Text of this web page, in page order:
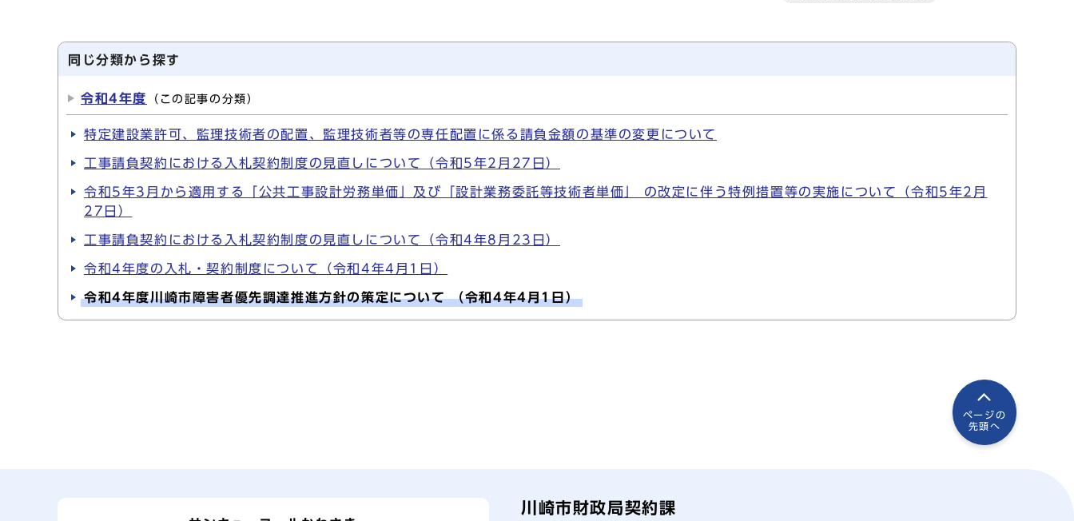
同じ分類から探す
令和4年度 （この記事の分類）
特定建設業許可、監理技術者の配置、監理技術者等の専任配置に係る請負金額の基準の変更について
工事請負契約における入札契約制度の見直しについて（令和5年2月27日）
令和5年3月から適用する「公共工事設計労務単価」及び「設計業務委託等技術者単価」 の改定に伴う特例措置等の実施について（令和5年2月
27日）
工事請負契約における入札契約制度の見直しについて（令和4年8月23日）
令和4年度の入札・契約制度について（令和4年4月1日）
令和4年度川崎市障害者優先調達推進方針の策定について （令和4年4月1日）
ページの
先頭へ
川崎市財政局契約課